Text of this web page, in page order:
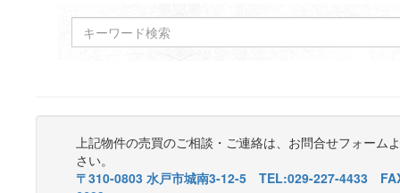
上記物件の売買のご相談・ご連絡は、お問合せフォーム
さい。
〒310-0803 水戸市城南3-12-5 TEL:029-227-4433